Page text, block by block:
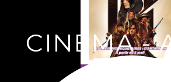
CINÉMA -
2023